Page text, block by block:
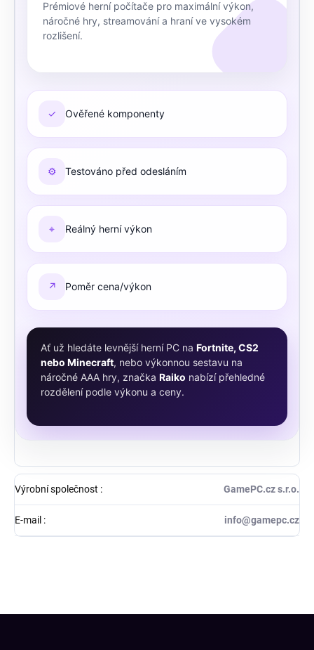
Prémiové herní počítače pro maximální výkon,
náročné hry, streamování a hraní ve vysokém
rozlišení.
✓ Ověřené komponenty
⚙ Testováno před odesláním
⌖ Reálný herní výkon
↗ Poměr cena/výkon
Ať už hledáte levnější herní PC na Fortnite, CS2
nebo Minecraft, nebo výkonnou sestavu na
náročné AAA hry, značka Raiko nabízí přehledné
rozdělení podle výkonu a ceny.
Výrobní společnost : GamePC.cz s.r.o.
E-mail : info@gamepc.cz